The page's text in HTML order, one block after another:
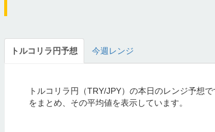
トルコリラ円予想 今週レンジ
トルコリラ円（TRY/JPY）の本日のレンジ予想
をまとめ、その平均値を表示しています。